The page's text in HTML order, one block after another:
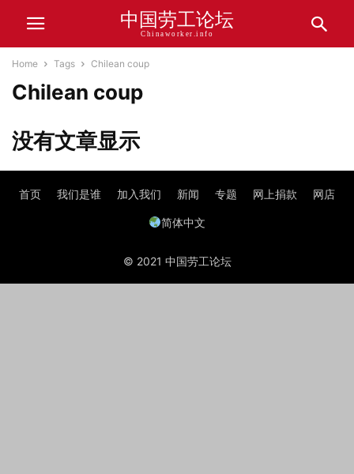
中国劳工论坛
Chinaworker.info
Home Tags Chilean coup
Chilean coup
没有文章显示
首页 我们是谁 加入我们 新闻 专题 网上捐款 网店
简体中文
© 2021 中国劳工论坛